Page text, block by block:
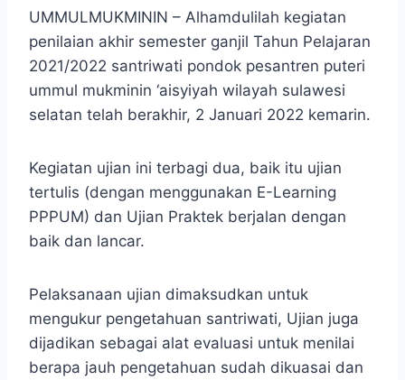
UMMULMUKMININ – Alhamdulilah kegiatan
penilaian akhir semester ganjil Tahun Pelajaran
2021/2022 santriwati pondok pesantren puteri
ummul mukminin ‘aisyiyah wilayah sulawesi
selatan telah berakhir, 2 Januari 2022 kemarin.
Kegiatan ujian ini terbagi dua, baik itu ujian
tertulis (dengan menggunakan E-Learning
PPPUM) dan Ujian Praktek berjalan dengan
baik dan lancar.
Pelaksanaan ujian dimaksudkan untuk
mengukur pengetahuan santriwati, Ujian juga
dijadikan sebagai alat evaluasi untuk menilai
berapa jauh pengetahuan sudah dikuasai dan